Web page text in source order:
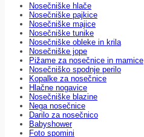
Nosečniške hlače
Nosečniške pajkice
Nosečniške majice
Nosečniške tunike
Nosečniške obleke in krila
Nosečniške jope
Pižame za nosečnice in mamice
Nosečniško spodnje perilo
Kopalke za nosečnice
Hlačne nogavice
Nosečniške blazine
Nega nosečnice
Darilo za nosečnico
Babyshower
Foto spomini